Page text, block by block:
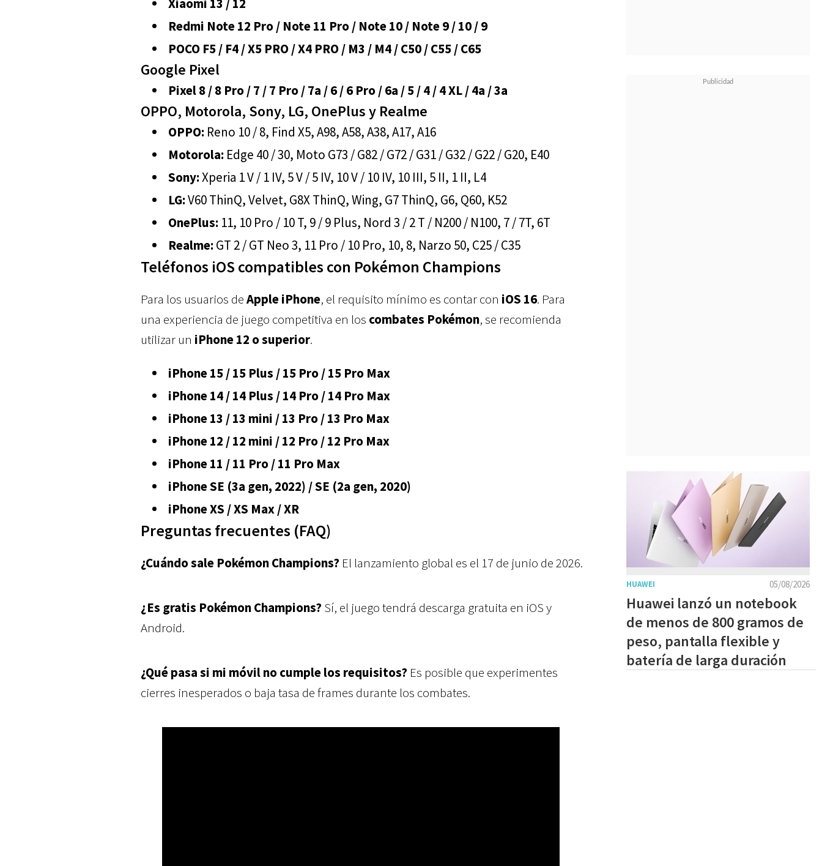
Xiaomi 13 / 12
Redmi Note 12 Pro / Note 11 Pro / Note 10 / Note 9 / 10 / 9
POCO F5 / F4 / X5 PRO / X4 PRO / M3 / M4 / C50 / C55 / C65
Google Pixel
Pixel 8 / 8 Pro / 7 / 7 Pro / 7a / 6 / 6 Pro / 6a / 5 / 4 / 4 XL / 4a / 3a
OPPO, Motorola, Sony, LG, OnePlus y Realme
OPPO: Reno 10 / 8, Find X5, A98, A58, A38, A17, A16
Motorola: Edge 40 / 30, Moto G73 / G82 / G72 / G31 / G32 / G22 / G20, E40
Sony:Xperia 1 V / 1 IV, 5 V / 5 IV, 10 V / 10 IV, 10 III, 5 II, 1 II, L4
LG:V60 ThinQ, Velvet, G8X ThinQ, Wing, G7 ThinQ, G6, Q60, K52
OnePlus: 11, 10 Pro / 10 T, 9 / 9 Plus, Nord 3 / 2 T / N200 / N100, 7 / 7T, 6T
Realme: GT 2 / GT Neo 3, 11 Pro / 10 Pro, 10, 8, Narzo 50, C25 / C35
Teléfonos iOS compatibles con Pokémon Champions
Para los usuarios deApple iPhone, el requisito mínimo es contar con iOS 16. Para
una experiencia de juego competitiva en los combates Pokémon, se recomienda
utilizar un iPhone 12 o superior.
iPhone 15 / 15 Plus / 15 Pro / 15 Pro Max
iPhone 14 / 14 Plus / 14 Pro / 14 Pro Max
iPhone 13 / 13 mini / 13 Pro / 13 Pro Max
iPhone 12 / 12 mini / 12 Pro / 12 Pro Max
iPhone 11 / 11 Pro / 11 Pro Max
iPhone SE (3a gen, 2022) / SE (2a gen, 2020)
iPhone XS / XS Max / XR
Preguntas frecuentes (FAQ)
¿Cuándo sale Pokémon Champions? El lanzamiento global es el 17 de junio de 2026.
¿Es gratis Pokémon Champions?Sí, el juego tendrá descarga gratuita en iOS y
Android.
¿Qué pasa si mi móvil no cumple los requisitos? Es posible que experimentes
cierres inesperados o baja tasa de frames durante los combates.
05/08/2026
HUAWEI
Huawei lanzó un notebook
de menos de 800 gramos de
peso, pantalla flexible y
batería de larga duración